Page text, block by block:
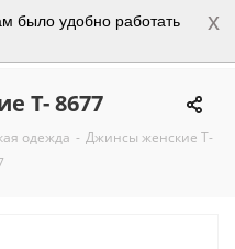
было удобно работать
x
0
Т- 8677
одежда - Джинсы женские Т-